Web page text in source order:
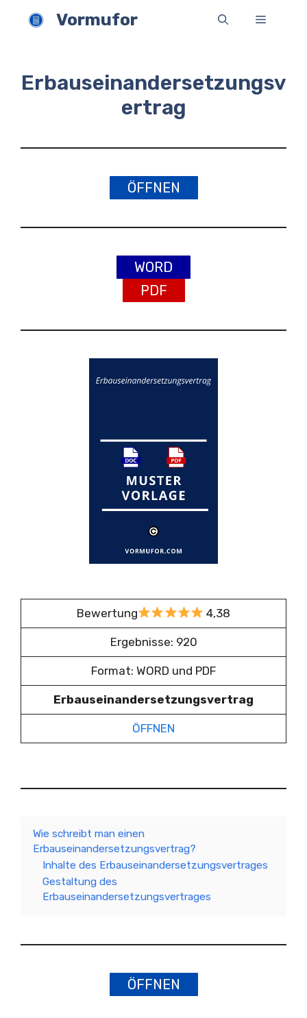
Inhalt
Vormufor Menü
Erbauseinandersetzungsv
ertrag
ÖFFNEN
WORD
PDF
Bewertung 4,38
Ergebnisse: 920
Format: WORD und PDF
Erbauseinandersetzungsvertrag
ÖFFNEN
Wie schreibt man einen
Erbauseinandersetzungsvertrag?
Inhalte des Erbauseinandersetzungsvertrages
Gestaltung des
Erbauseinandersetzungsvertrages
ÖFFNEN